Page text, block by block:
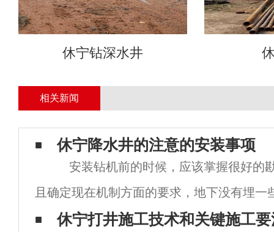
休宁钻深水井
相关新闻
休宁降水井的注意的安装事项
安装钻机前的时候，应该掌握很好的
且确定现在机制方面的要求，地下没有埋一
方面范围没有障碍物，施工现场和架空输入
休宁打井施工技术和关键施工